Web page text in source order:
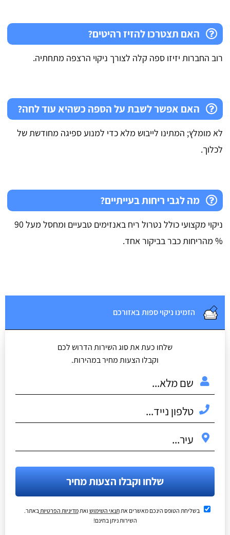
האם תצטרכו להזיז רהיטים?
רוב החברות יזיזו ספה קלה לצורך ניקוי הרצפה מתחתיה.
האם אפשר לשבת על הספה כשהיא עוד לחה?
לא מומלץ; המתינו לייבוש מלא כדי למנוע ספיגה מחודשת של
לכלוך.
מה לגבי ריחות בעייתיים?
ניקוי מקצועי כולל נטרול ריח באנזימים טבעיים ומחסל מעל 90
% מהריחות כבר בביקור אחד.
הזמינו ניקוי ספות באזורכם
שלחו כעת את סוג השירות הדרוש לכם
וקבלו הצעות מחיר במהירות.
שלחו וקבלו הצעות מחיר
בשליחת הטופס הינכם מאשרים אתתנאי השימוש ואתמדיניות הפרטיות באתר.
השירות ניתן בחינם!